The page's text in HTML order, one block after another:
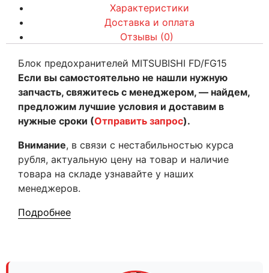
Характеристики
Доставка и оплата
Отзывы (0)
Блок предохранителей MITSUBISHI FD/FG15
Если вы самостоятельно не нашли нужную
запчасть, свяжитесь с менеджером, — найдем,
предложим лучшие условия и доставим в
нужные сроки (Отправить запрос).
Внимание, в связи с нестабильностью курса
рубля, актуальную цену на товар и наличие
товара на складе узнавайте у наших
менеджеров.
Подробнее